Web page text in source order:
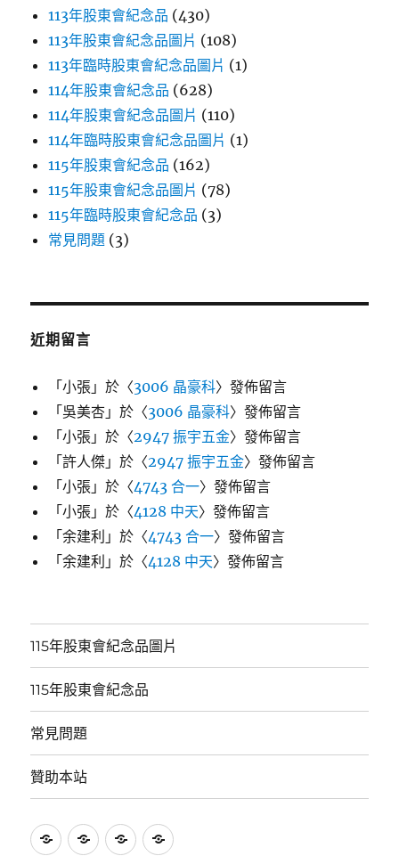
113年股東會紀念品 (430)
113年股東會紀念品圖片 (108)
113年臨時股東會紀念品圖片 (1)
114年股東會紀念品 (628)
114年股東會紀念品圖片 (110)
114年臨時股東會紀念品圖片 (1)
115年股東會紀念品 (162)
115年股東會紀念品圖片 (78)
115年臨時股東會紀念品 (3)
常見問題 (3)
近期留言
「小張 」於〈3006 晶豪科〉發佈留言
「吳美杏 」於〈3006 晶豪科〉發佈留言
「小張 」於〈2947 振宇五金〉發佈留言
「許人傑 」於〈2947 振宇五金〉發佈留言
「小張 」於〈4743 合一〉發佈留言
「小張 」於〈4128 中天〉發佈留言
「余建利 」於〈4743 合一〉發佈留言
「余建利 」於〈4128 中天〉發佈留言
115年股東會紀念品圖片
115年股東會紀念品
常見問題
贊助本站
115
115
常
贊